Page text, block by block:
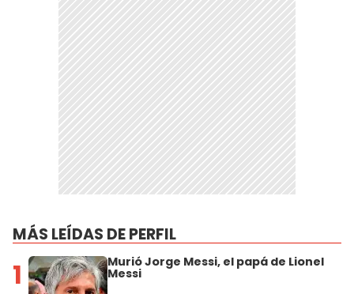
MÁS LEÍDAS DE PERFIL
1 Murió Jorge Messi, el papá de Lionel
Messi